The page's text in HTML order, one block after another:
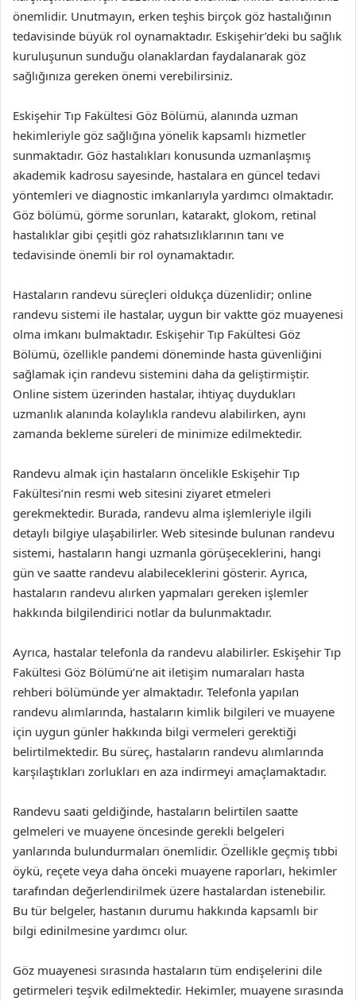
önemlidir. Unutmayın, erken teşhis birçok göz hastalığının
tedavisinde büyük rol oynamaktadır. Eskişehir’deki bu sağlık
kuruluşunun sunduğu olanaklardan faydalanarak göz
sağlığınıza gereken önemi verebilirsiniz.
Eskişehir Tıp Fakültesi Göz Bölümü, alanında uzman
hekimleriyle göz sağlığına yönelik kapsamlı hizmetler
sunmaktadır. Göz hastalıkları konusunda uzmanlaşmış
akademik kadrosu sayesinde, hastalara en güncel tedavi
yöntemleri ve diagnostic imkanlarıyla yardımcı olmaktadır.
Göz bölümü, görme sorunları, katarakt, glokom, retinal
hastalıklar gibi çeşitli göz rahatsızlıklarının tanı ve
tedavisinde önemli bir rol oynamaktadır.
Hastaların randevu süreçleri oldukça düzenlidir; online
randevu sistemi ile hastalar, uygun bir vaktte göz muayenesi
olma imkanı bulmaktadır. Eskişehir Tıp Fakültesi Göz
Bölümü, özellikle pandemi döneminde hasta güvenliğini
sağlamak için randevu sistemini daha da geliştirmiştir.
Online sistem üzerinden hastalar, ihtiyaç duydukları
uzmanlık alanında kolaylıkla randevu alabilirken, aynı
zamanda bekleme süreleri de minimize edilmektedir.
Randevu almak için hastaların öncelikle Eskişehir Tıp
Fakültesi’nin resmi web sitesini ziyaret etmeleri
gerekmektedir. Burada, randevu alma işlemleriyle ilgili
detaylı bilgiye ulaşabilirler. Web sitesinde bulunan randevu
sistemi, hastaların hangi uzmanla görüşeceklerini, hangi
gün ve saatte randevu alabileceklerini gösterir. Ayrıca,
hastaların randevu alırken yapmaları gereken işlemler
hakkında bilgilendirici notlar da bulunmaktadır.
Ayrıca, hastalar telefonla da randevu alabilirler. Eskişehir Tıp
Fakültesi Göz Bölümü’ne ait iletişim numaraları hasta
rehberi bölümünde yer almaktadır. Telefonla yapılan
randevu alımlarında, hastaların kimlik bilgileri ve muayene
için uygun günler hakkında bilgi vermeleri gerektiği
belirtilmektedir. Bu süreç, hastaların randevu alımlarında
karşılaştıkları zorlukları en aza indirmeyi amaçlamaktadır.
Randevu saati geldiğinde, hastaların belirtilen saatte
gelmeleri ve muayene öncesinde gerekli belgeleri
yanlarında bulundurmaları önemlidir. Özellikle geçmiş tıbbi
öykü, reçete veya daha önceki muayene raporları, hekimler
tarafından değerlendirilmek üzere hastalardan istenebilir.
Bu tür belgeler, hastanın durumu hakkında kapsamlı bir
bilgi edinilmesine yardımcı olur.
Göz muayenesi sırasında hastaların tüm endişelerini dile
getirmeleri teşvik edilmektedir. Hekimler, muayene sırasında